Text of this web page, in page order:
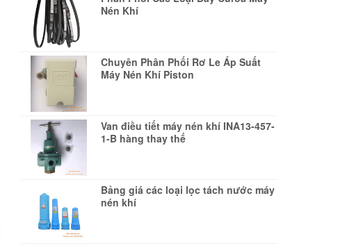
Nén Khí
Chuyên Phân Phối Rơ Le Áp Suất
Máy Nén Khí Piston
Van điều tiết máy nén khí INA13-457-
1-B hàng thay thế
Bảng giá các loại lọc tách nước máy
nén khí